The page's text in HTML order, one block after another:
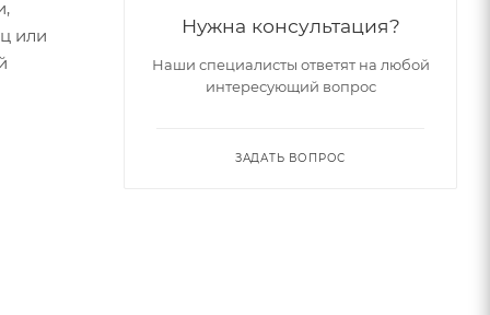
или
Нужна консультация?
Наши специалисты ответят на любой
интересующий вопрос
ЗАДАТЬ ВОПРОС